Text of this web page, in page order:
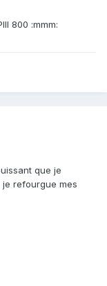
800 :mmm:
que je
refourgue mes